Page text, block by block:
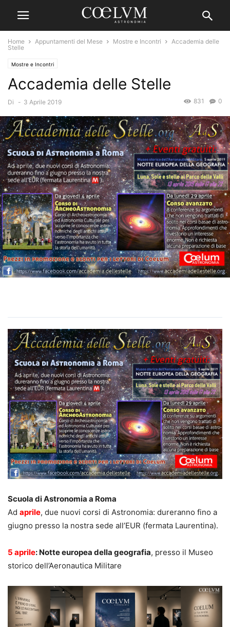
Home Appuntamenti del Mese Mostre e Incontri
Accademia delle
Stelle
Mostre e Incontri
Accademia delle Stelle
Di - 3 Aprile 2019 0
831
Scuola di Astronomia a Roma
Ad aprile, due nuovi corsi di Astronomia: dureranno fino a
giugno presso la nostra sede all’EUR (fermata Laurentina).
5 aprile: Notte europea della geografia, presso il Museo
storico dell’Aeronautica Militare